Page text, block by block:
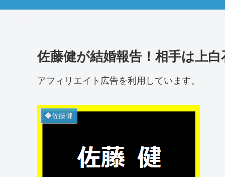
佐藤健が結婚報告！相手は上白
アフィリエイト広告を利用しています。
◆佐藤健